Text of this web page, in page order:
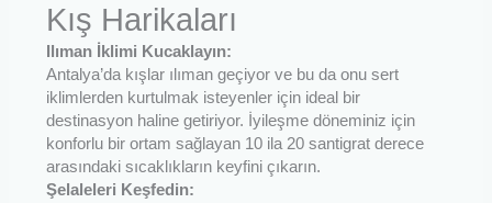
Kış Harikaları
Ilıman İklimi Kucaklayın:
Antalya’da kışlar ılıman geçiyor ve bu da onu sert
iklimlerden kurtulmak isteyenler için ideal bir
destinasyon haline getiriyor. İyileşme döneminiz için
konforlu bir ortam sağlayan 10 ila 20 santigrat derece
arasındaki sıcaklıkların keyfini çıkarın.
Şelaleleri Keşfedin: